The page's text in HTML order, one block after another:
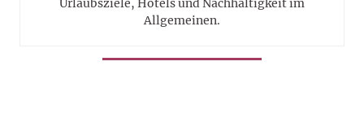
Urlaubsziele, Hotels und Nachhaltigkeit im
Allgemeinen.